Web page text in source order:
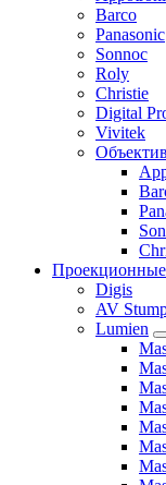
Barco
Panasonic
Sonnoc
Roly
Christie
Digital
Vivitek
Digis
AV
Lumien